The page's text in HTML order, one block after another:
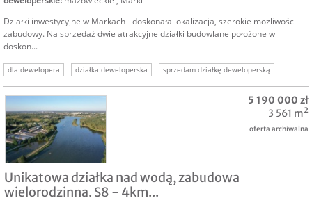
Działki inwestycyjne w Markach - doskonała lokalizacja, szerokie możliwości
zabudowy. Na sprzedaż dwie atrakcyjne działki budowlane położone w
doskon...
dla dewelopera działka deweloperska
sprzedam działkę deweloperską
sprzedam grunt deweloperski
grunty komercyjne
grunty deweloperskie
działki deweloperskie oferty
Unikatowa działka nad wodą, zabudowa
wielorodzinna. S8 - 4km...
5 190 000 zł
3 561 m²
oferta archiwalna